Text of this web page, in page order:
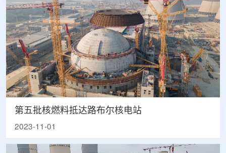
第五批核燃料抵达路布尔核电站
2023-11-01